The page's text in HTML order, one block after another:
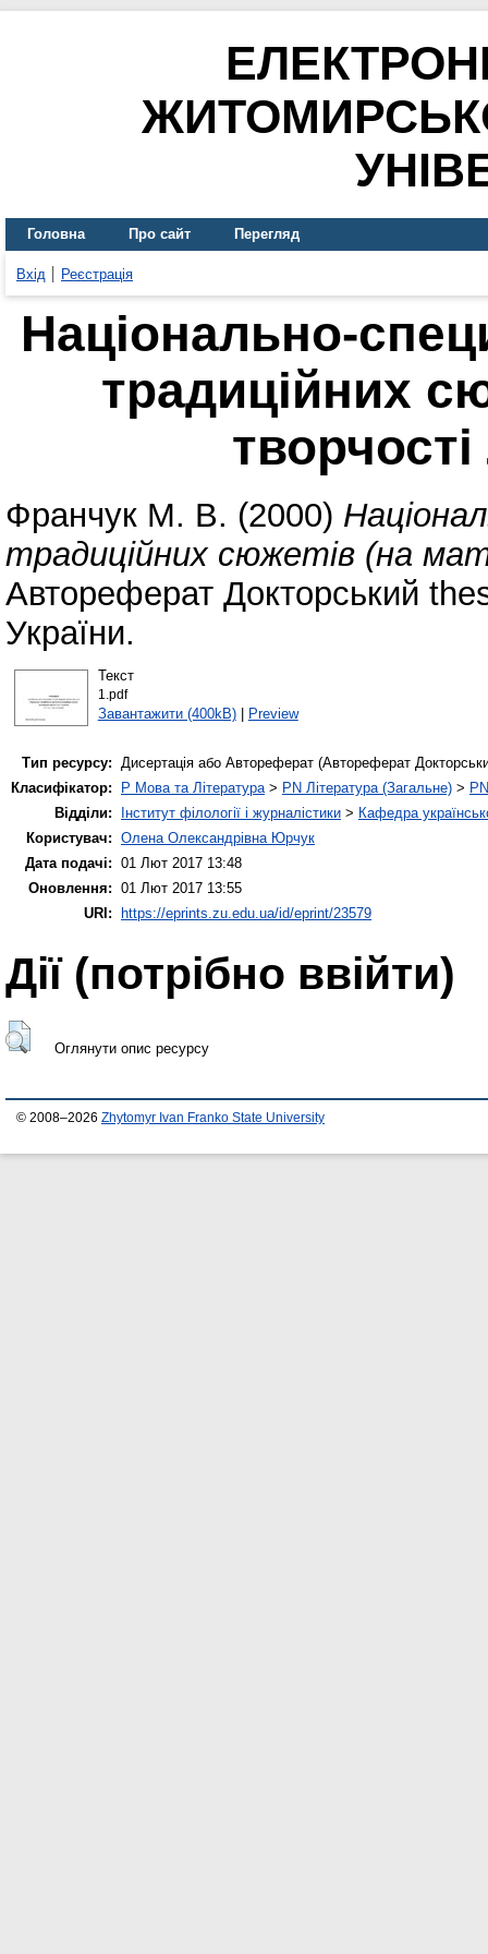
Головна Про сайт Перегляд
Вхід Реєстрація
Національно-
традиційних
Франчук М. В. (2000)
традиційних сюжетів (на
Автореферат Докторський
України.
Текст
1.pdf
Завантажити (400kB)| Preview
Тип ресурсу: Дисертація або Автореферат (Автореферат
Класифікатор:
P Мова та Література> PN Література (Загальне) >
Відділи:
Інститут філології і журналістики > Кафедра
Користувач: Олена Олександрівна Юрчук
Дата подачі: 01 Лют 2017 13:48
Оновлення: 01 Лют 2017 13:55
URI:
https://eprints.zu.edu.ua/id/eprint/23579
Дії ​​(потрібно ввійти)
Оглянути опис ресурсу
© 2008–2026 Zhytomyr Ivan Franko State University